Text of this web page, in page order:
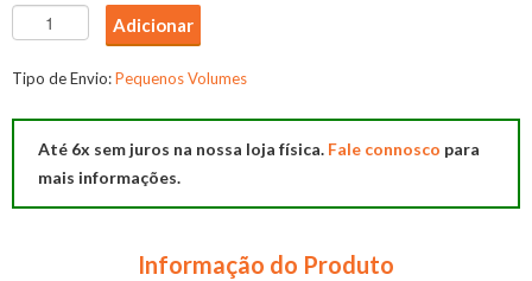
Quantidade
de
Roupeiro
Adicionar
Tipo de Envio:Pequenos Volumes
Até 6x sem juros na nossa loja física. Fale connosco para
mais informações.
Informação do Produto